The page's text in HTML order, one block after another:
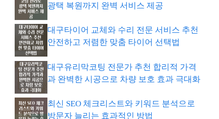
광택 복원까지 완벽 서비스 제공
대구타이어 교체와 수리 전문 서비스 추천
안전하고 저렴한 맞춤 타이어 선택법
대구유리막코팅 전문가 추천 합리적 가격
과 완벽한 시공으로 차량 보호 효과 극대화
최신 SEO 체크리스트와 키워드 분석으로
방문자 늘리는 효과적인 방법